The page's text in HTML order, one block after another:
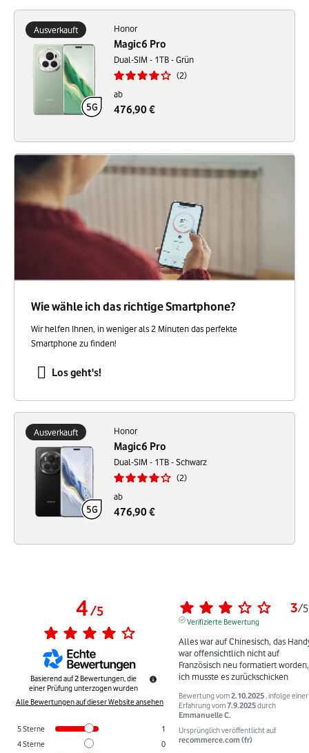
Ausverkauft Honor
Magic6 Pro
Dual-SIM - 1TB - Grün
2
ab
476,90 €
Wie wähle ich das richtige Smartphone?
Wir helfen Ihnen, in weniger als 2 Minuten das perfekte
Smartphone zu finden!
Los geht's!
Ausverkauft Honor
Magic6 Pro
Dual-SIM - 1TB - Schwarz
2
ab
476,90 €
4/5
Basierend auf2 Bewertungen, die
einer Prüfung unterzogen wurden
Alle Bewertungen auf dieser Website ansehen
5Sterne
1
4Sterne
0
3/5
Verifizierte Bewertung
Alles war auf Chinesisch, das
war offensichtlich nicht auf
Französisch neu formatiert worden,
ich musste es zurückschicken
Bewertung vom2.10.2025 , infolge einer
Erfahrung vom7.9.2025durch
Emmanuelle C.
Ursprünglich veröffentlicht auf
recommerce.com (fr)